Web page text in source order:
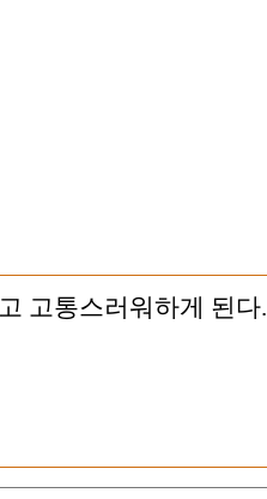
고통스러워하게 된다.